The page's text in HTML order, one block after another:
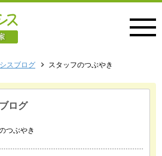
スブログ スタッフのつぶやき
ログ
つぶやき